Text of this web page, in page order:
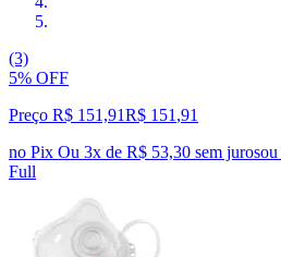
(3)
5% OFF
Preço R$ 151,91R$ 151 ,91
no Pix Ou 3x de R$ 53,30 sem jurosou
Full